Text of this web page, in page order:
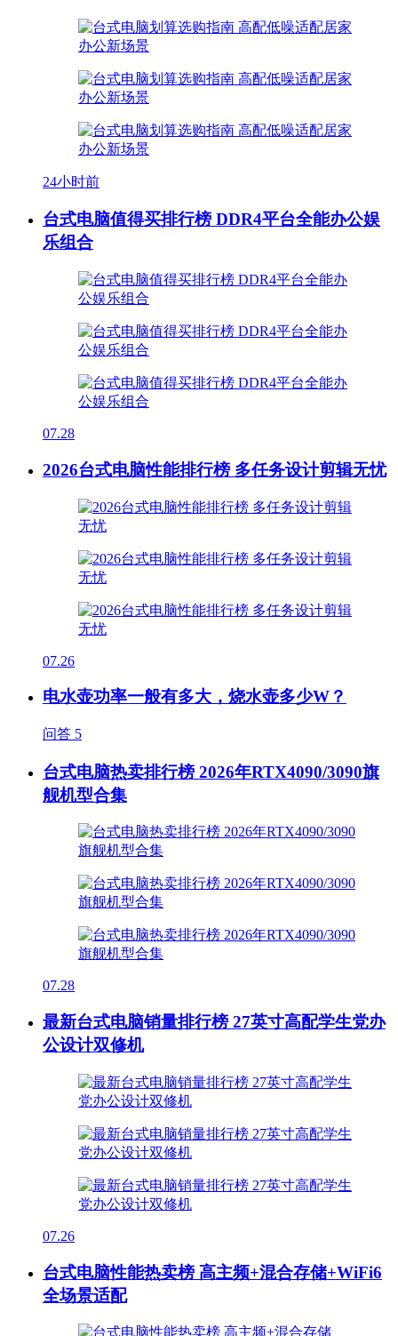
24小时前
台式电脑值得买排行榜 DDR4平台全能办公娱
乐组合
07.28
2026台式电脑性能排行榜 多任务设计剪辑无忧
07.26
电水壶功率一般有多大，烧水壶多少W？
问答 5
台式电脑热卖排行榜 2026年RTX4090/3090旗
舰机型合集
07.28
最新台式电脑销量排行榜 27英寸高配学生党办
公设计双修机
07.26
台式电脑性能热卖榜 高主频+混合存储+WiFi6
全场景适配